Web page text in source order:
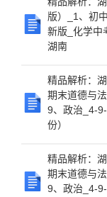
版）_1、初
新版_化学中
湖南
精品解析：
期末道德与
9、政治_4-
份）
精品解析：
期末道德与
9、政治_4-